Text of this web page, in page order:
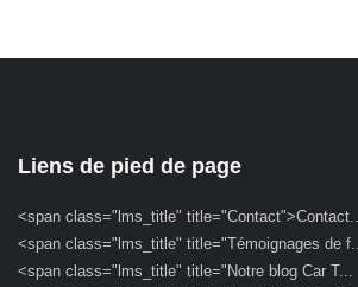
Liens de pied de page
<span class="lms_title" title="Contact">Contact...
<span class="lms_title" title="Témoignages de f...
<span class="lms_title" title="Notre blog Car T...